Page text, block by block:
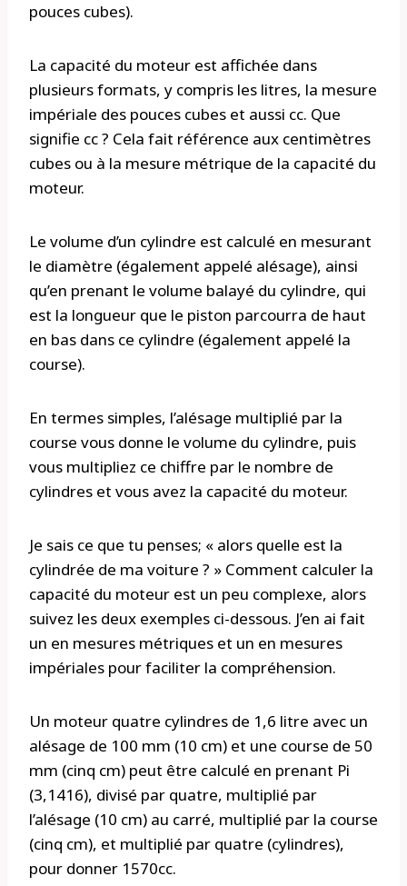
pouces cubes).
La capacité du moteur est affichée dans
plusieurs formats, y compris les litres, la mesure
impériale des pouces cubes et aussi cc. Que
signifie cc ? Cela fait référence aux centimètres
cubes ou à la mesure métrique de la capacité du
moteur.
Le volume d’un cylindre est calculé en mesurant
le diamètre (également appelé alésage), ainsi
qu’en prenant le volume balayé du cylindre, qui
est la longueur que le piston parcourra de haut
en bas dans ce cylindre (également appelé la
course).
En termes simples, l’alésage multiplié par la
course vous donne le volume du cylindre, puis
vous multipliez ce chiffre par le nombre de
cylindres et vous avez la capacité du moteur.
Je sais ce que tu penses; « alors quelle est la
cylindrée de ma voiture ? » Comment calculer la
capacité du moteur est un peu complexe, alors
suivez les deux exemples ci-dessous. J’en ai fait
un en mesures métriques et un en mesures
impériales pour faciliter la compréhension.
Un moteur quatre cylindres de 1,6 litre avec un
alésage de 100 mm (10 cm) et une course de 50
mm (cinq cm) peut être calculé en prenant Pi
(3,1416), divisé par quatre, multiplié par
l’alésage (10 cm) au carré, multiplié par la course
(cinq cm), et multiplié par quatre (cylindres),
pour donner 1570cc.